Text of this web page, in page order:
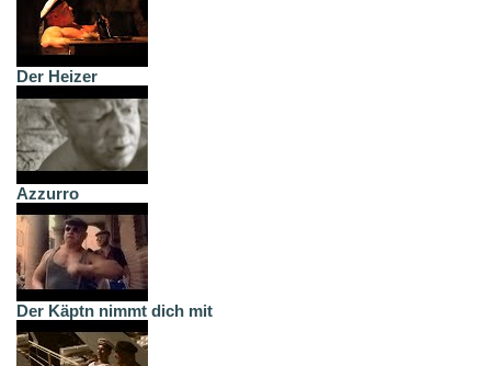
Der Heizer
Azzurro
Der Käptn nimmt dich mit